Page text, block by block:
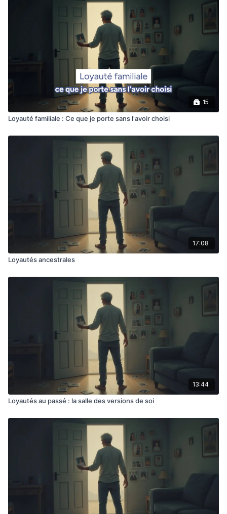
15
Loyauté familiale : Ce que je porte sans l'avoir choisi
17:08
Loyautés ancestrales
13:44
Loyautés au passé : la salle des versions de soi